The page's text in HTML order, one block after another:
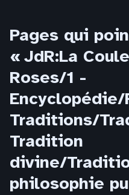
Pages qui
« JdR:La
Roses/1 -
Traditions/
Tradition
divine/
philosophie